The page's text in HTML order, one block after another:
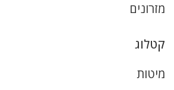
מזרונים
קטלוג
מיטות